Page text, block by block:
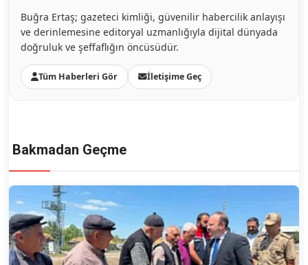
Buğra Ertaş; gazeteci kimliği, güvenilir habercilik anlayışı
ve derinlemesine editoryal uzmanlığıyla dijital dünyada
doğruluk ve şeffaflığın öncüsüdür.
Tüm Haberleri Gör İletişime Geç
Bakmadan Geçme